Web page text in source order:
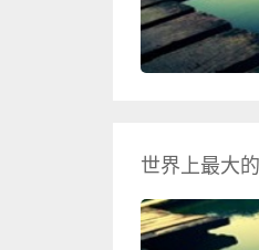
世界上最大